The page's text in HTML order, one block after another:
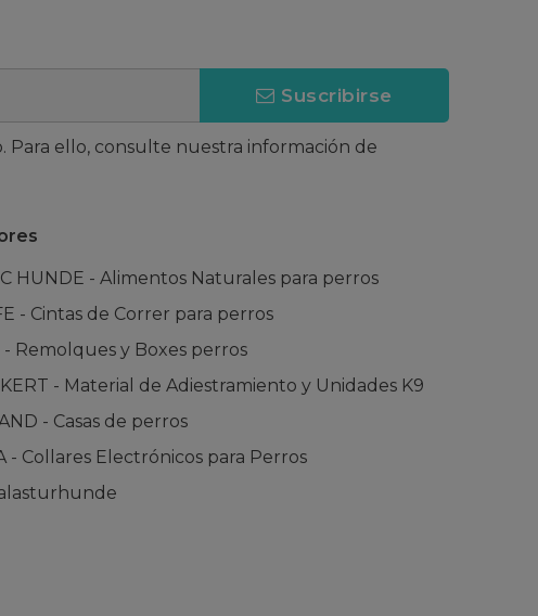
Suscribirse
ello, consulte nuestra información de
HUNDE - Alimentos Naturales para perros
- Cintas de Correr para perros
- Remolques y Boxes perros
- Material de Adiestramiento y Unidades K9
- Casas de perros
- Collares Electrónicos para Perros